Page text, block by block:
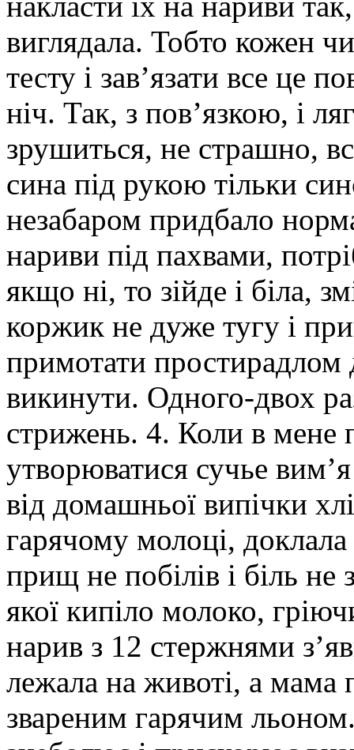
виглядала. Тобто кожен
тесту і зав’язати все це
ніч. Так, з пов’язкою, і
зрушиться, не страшно,
сина під рукою тільки
незабаром придбало
нариви під пахвами,
якщо ні, то зійде і біла,
коржик не дуже тугу і
примотати простирадлом
викинути. Одного-двох
стрижень. 4. Коли в мене
утворюватися сучье вим’я
від домашньої випічки
гарячому молоці,
прищ не побілів і біль не
якої кипіло молоко,
нарив з 12 стержнями
лежала на животі, а мама
звареним гарячим